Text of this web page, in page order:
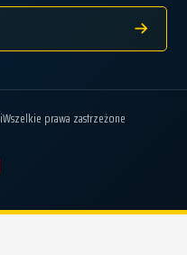
Wszelkie prawa zastrzeżone